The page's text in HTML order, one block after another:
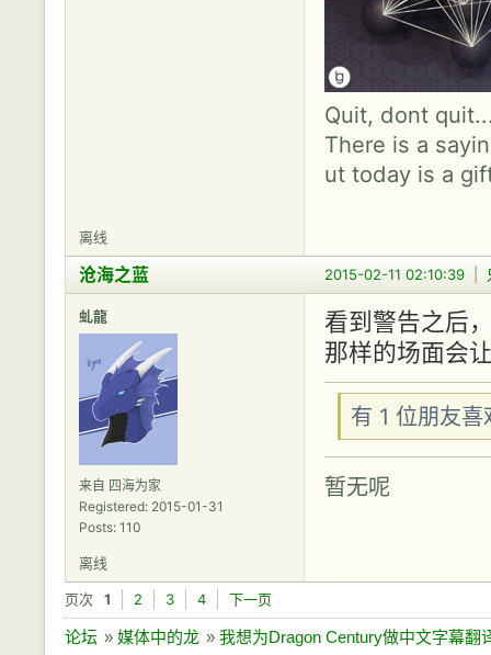
Quit, dont
There is a
ut today is a
离线
2015-02-11 02:10:39
沧海之蓝
虬龍
来自 四海为家
Registered: 2015-01-31
Posts: 110
看到警告之后
那样的场面会
有 1 位朋友
暂无呢
离线
页次 1 2 3 4 下一页
论坛 » 媒体中的龙 » 我想为Dragon Century做中文字幕翻